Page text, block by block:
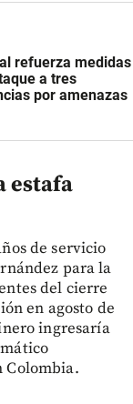
refuerza medidas
a tres
por amenazas
estafa
de servicio
para la
del cierre
en agosto de
ingresaría
Colombia.